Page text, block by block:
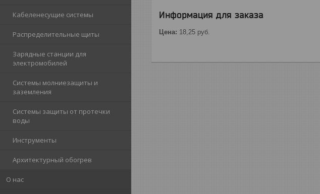
Кабеленесущие системы
Распределительные щиты
Зарядные станции для
электромобилей
Системы молниезащиты и
заземления
Системы защиты от протечки
воды
Инструменты
Архитектурный обогрев
О нас
Информация для заказа
Цена: 18,25 руб.